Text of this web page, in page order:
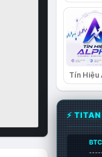
Tín Hiệu
⚡
BTC